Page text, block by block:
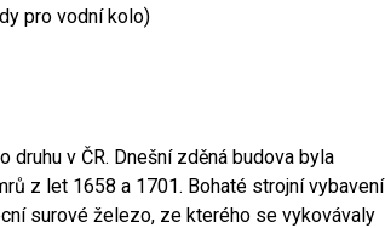
pro vodní kolo)
druhu v ČR. Dnešní zděná budova byla
z let 1658 a 1701. Bohaté strojní vybavení
surové železo, ze kterého se vykovávaly